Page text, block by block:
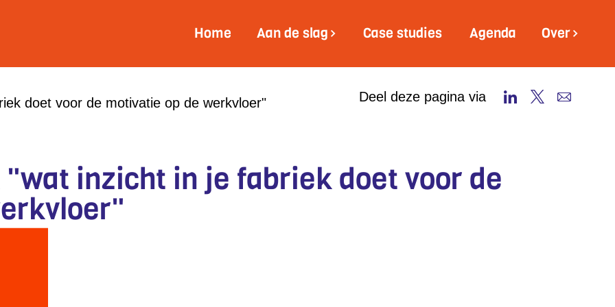
Home Aan de slag Case studies Agenda Over
doet voor de motivatie op de werkvloer" Deel deze pagina via
inzicht in je fabriek doet voor de